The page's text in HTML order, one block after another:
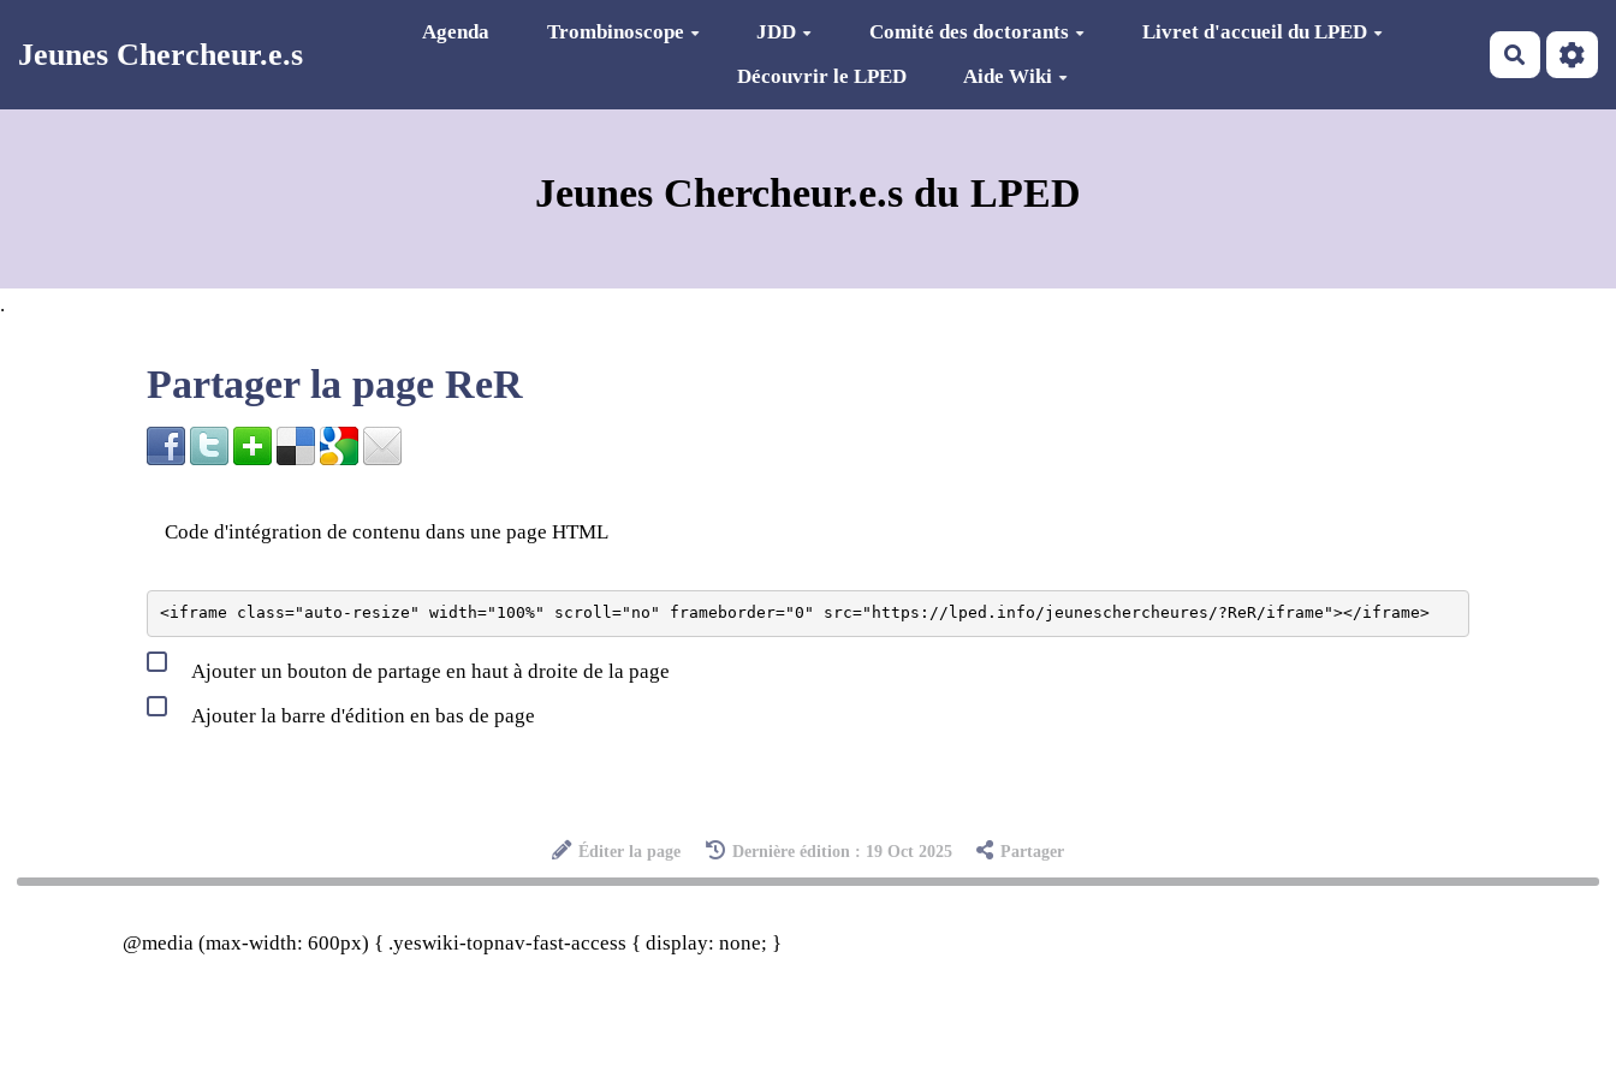
Jeunes Chercheur.e.s
Agenda Trombinoscope JDD Comité des doctorants
Livret d'accueil du LPED
Découvrir le LPED
Aide Wiki
Jeunes Chercheur.e.s du LPED
.
Partager la page ReR
Code d'intégration de contenu dans une page HTML
<iframe class="auto-resize" width="100%" scroll="no" frameborder="0" src="https://lped.info/jeuneschercheures/?ReR/iframe"></iframe>
Ajouter un bouton de partage en haut à droite de la page
Ajouter la barre d'édition en bas de page
Éditer la page Dernière édition : 19 Oct 2025 Partager
@media (max-width: 600px) { .yeswiki-topnav-fast-access { display: none; }